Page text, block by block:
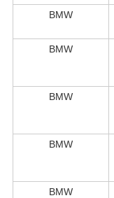
BMW
BMW
BMW
BMW
BMW